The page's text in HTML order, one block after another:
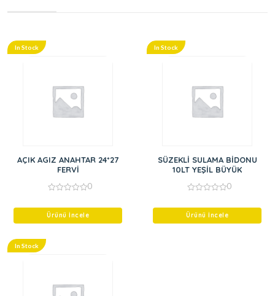
In Stock
AÇIK AGIZ ANAHTAR 24*27
FERVİ
of
0
Ürünü İncele
In Stock
SÜZEKLİ SULAMA BİDONU
10LT YEŞİL BÜYÜK
of
0
Ürünü İncele
In Stock